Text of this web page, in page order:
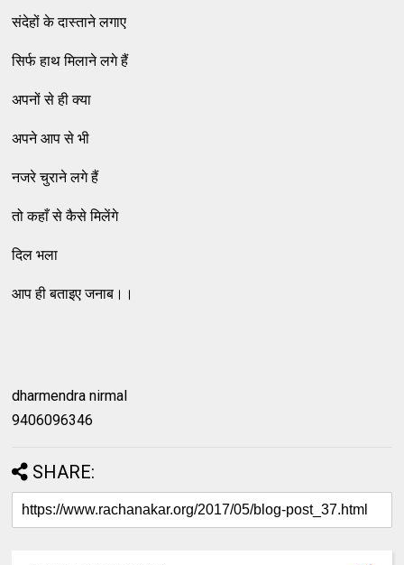
संदेहों के दास्ताने लगाए
सिर्फ हाथ मिलाने लगे हैं
अपनों से ही क्या
अपने आप से भी
नजरे चुराने लगे हैं
तो कहाँ से कैसे मिलेंगे
दिल भला
आप ही बताइए जनाब।।
dharmendra nirmal
9406096346
SHARE: